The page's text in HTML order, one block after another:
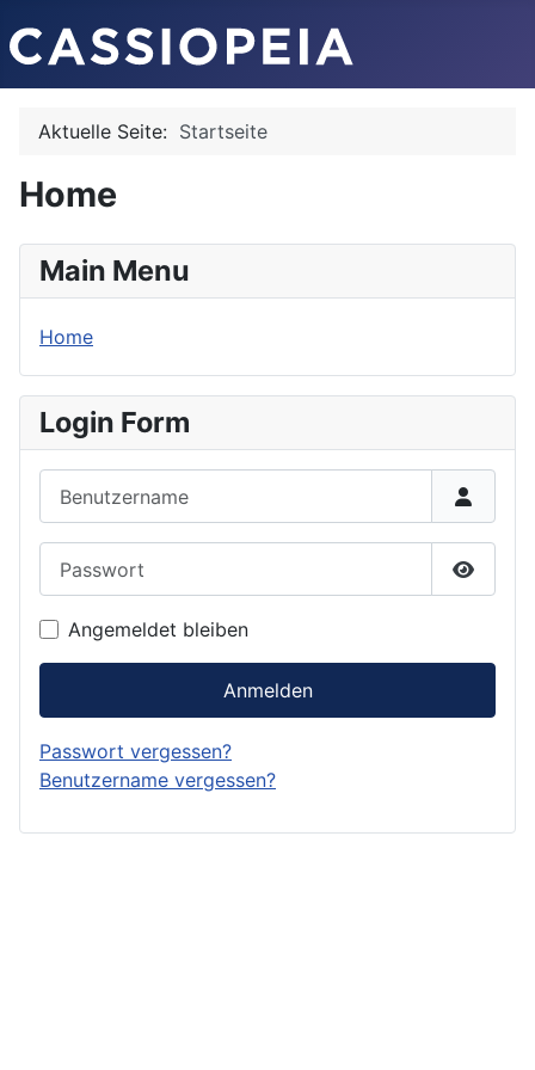
Aktuelle Seite: Startseite
Home
Main Menu
Home
Login Form
Angemeldet bleiben
Anmelden
Passwort vergessen?
Benutzername vergessen?